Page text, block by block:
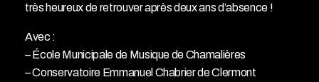
très heureux de retrouver après deux ans d’absence !
Avec :
– École Municipale de Musique de Chamalières
– Conservatoire Emmanuel Chabrier de Clermont